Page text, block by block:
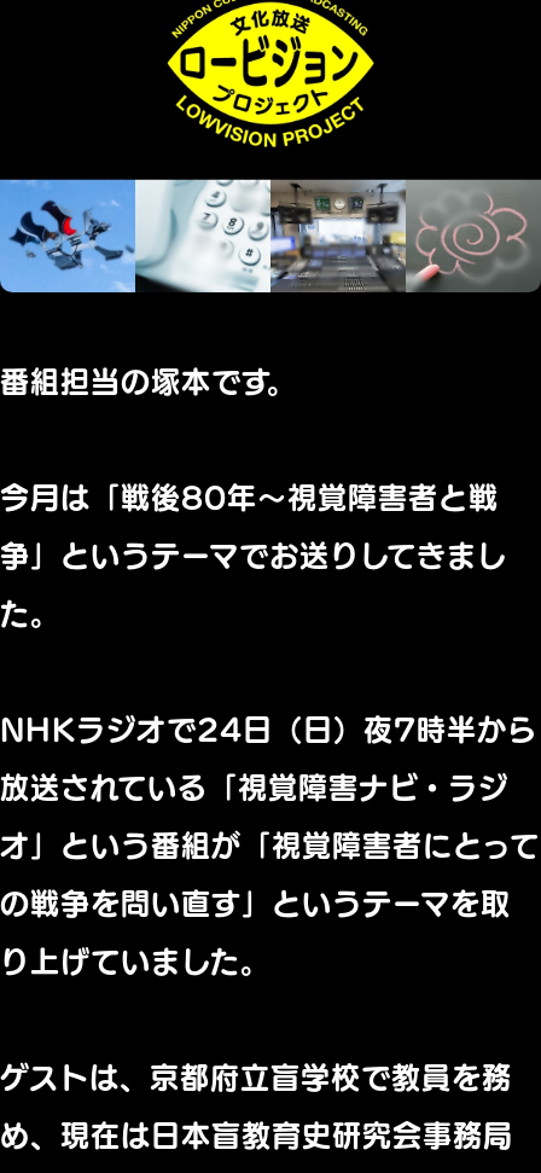
番組担当の塚本です。
今月は「戦後80年～視覚障害者と戦
争」というテーマでお送りしてきまし
た。
NHKラジオで24日（日）夜7時半から
放送されている「視覚障害ナビ・ラジ
オ」という番組が「視覚障害者にとって
の戦争を問い直す」というテーマを取
り上げていました。
ゲストは、京都府立盲学校で教員を務
め、現在は日本盲教育史研究会事務局